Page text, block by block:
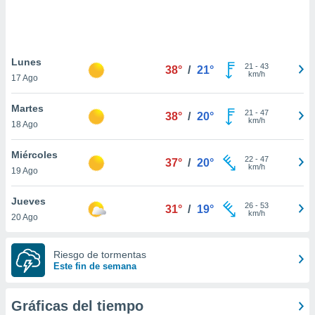
únicos
similares
como
IP
de
traten tus
en
a lo que
Para
Lunes
17 Ago
38° / 21° 21 - 43
km/h
Martes
18 Ago
38° / 20° 21 - 47
km/h
Miércoles
19 Ago
37° / 20° 22- 47
km/h
Jueves
20 Ago
31° / 19° 26- 53
km/h
Riesgo de tormentas
Este fin de semana
Gráficas del tiempo